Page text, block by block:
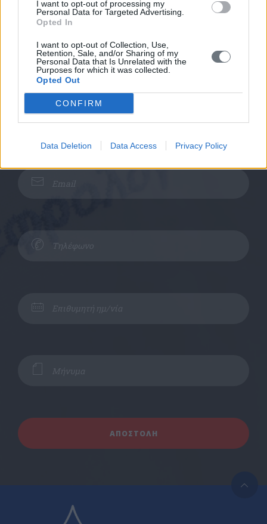
I want to opt-out of processing my
Personal Data for Targeted Advertising.
Opted In
I want to opt-out of Collection, Use,
Retention, Sale, and/or Sharing of my
Personal Data that Is Unrelated with the
Purposes for which it was collected.
Opted Out
CONFIRM
Data Deletion Data Access Privacy Policy
Πειραιάς - Κερατσίνι
Αθήνα